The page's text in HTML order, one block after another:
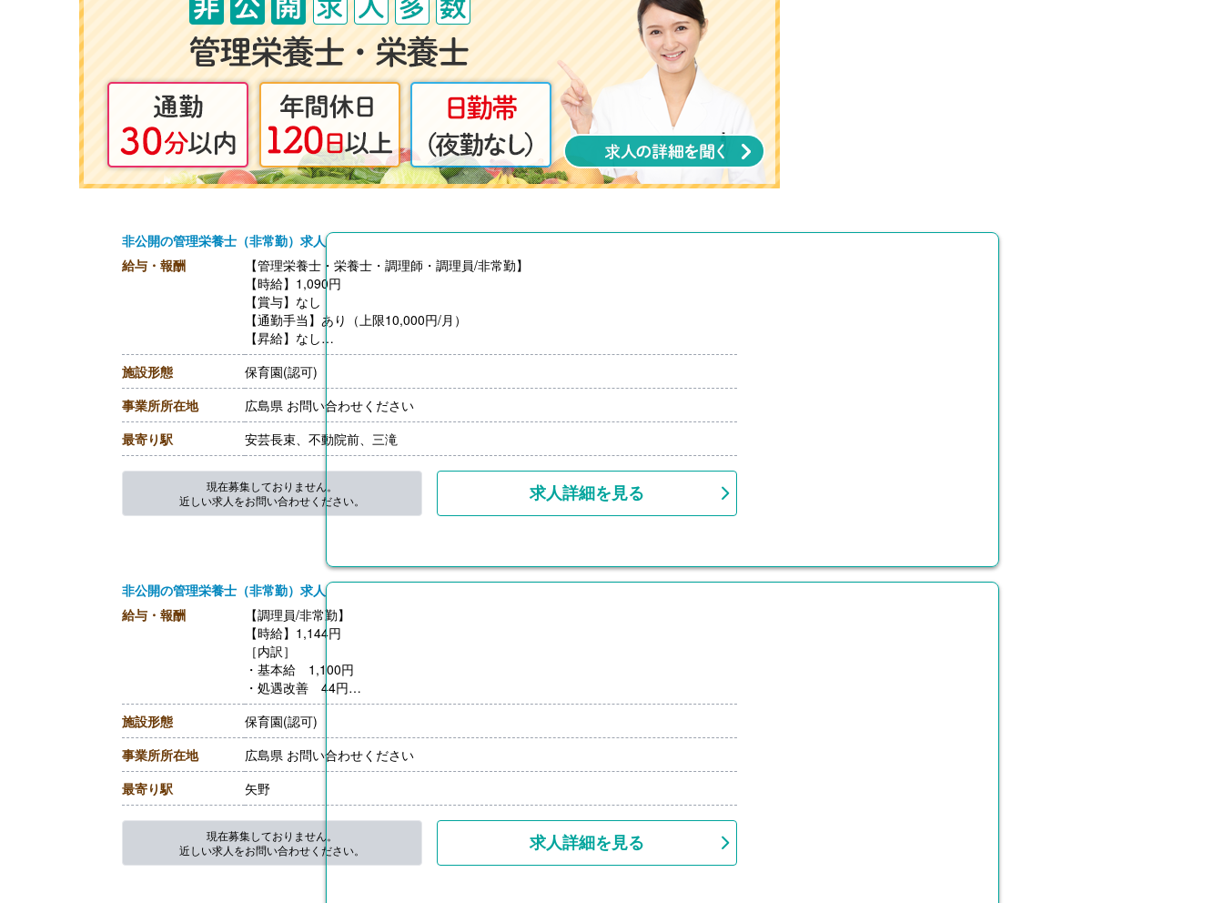
非公開の管理栄養士（非常勤）求人
給与・報酬
【管理栄養士・栄養士・調理師・調理員/非常勤】
【時給】1,090円
【賞与】なし
【通勤手当】あり（上限10,000円/月）
【昇給】なし
【退職金】なし
施設形態
保育園(認可)
事業所所在地
広島県 お問い合わせください
最寄り駅
安芸長束、不動院前、三滝
現在募集しておりません。
近しい求人をお問い合わせください。
求人詳細を見る
非公開の管理栄養士（非常勤）求人
給与・報酬
【調理員/非常勤】
【時給】1,144円
［内訳］
・基本給 1,100円
・処遇改善 44円
【賞与】なし
【通勤手当】あり（上限8,900円/月）
【昇給】なし
【退職金】なし
施設形態
保育園(認可)
事業所所在地
広島県 お問い合わせください
最寄り駅
矢野
現在募集しておりません。
近しい求人をお問い合わせください。
求人詳細を見る